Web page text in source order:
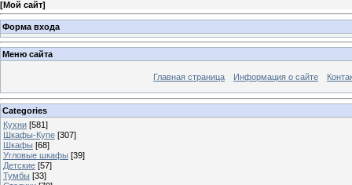
[Мой сайт]
Форма входа
Меню сайта
Главная страница Информация о сайте
Categories
Кухни [581]
Шкафы-Купе [307]
Шкафы [68]
Угловые шкафы [39]
Детские [57]
Тумбы [33]